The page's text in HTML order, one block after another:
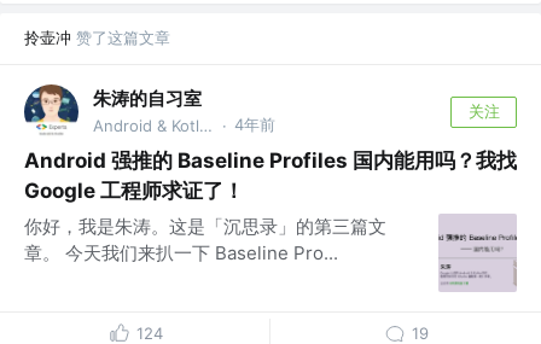
拎壶冲 赞了这篇文章
朱涛的自习室
Android & Kotlin GDE @Munk AI · 4年前
关注
Android 强推的 Baseline Profiles 国内能用吗？我找
Google 工程师求证了！
你好，我是朱涛。这是「沉思录」的第三篇文
章。 今天我们来扒一下 Baseline Pro...
124 19